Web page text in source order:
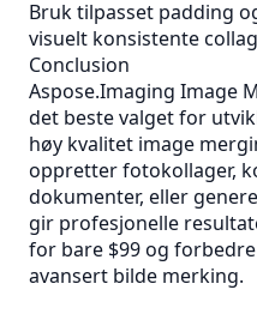
Bruk tilpasset padding
visuelt konsistente
Conclusion
Aspose.Imaging Image
det beste valget for
høy kvalitet image
oppretter fotokollager,
dokumenter, eller
gir profesjonelle
for bare $99 og
avansert bilde merking.